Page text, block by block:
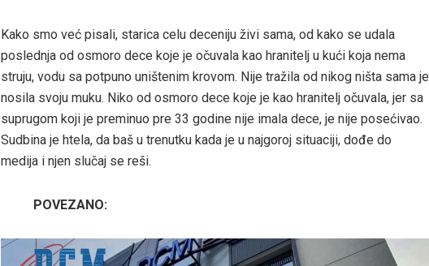
Kako smo već pisali, starica celu deceniju živi sama, od kako se udala
poslednja od osmoro dece koje je očuvala kao hranitelj u kući koja nema
struju, vodu sa potpuno uništenim krovom. Nije tražila od nikog ništa sama je
nosila svoju muku. Niko od osmoro dece koje je kao hranitelj očuvala, jer sa
suprugom koji je preminuo pre 33 godine nije imala dece, je nije posećivao.
Sudbina je htela, da baš u trenutku kada je u najgoroj situaciji, dođe do
medija i njen slučaj se reši.
POVEZANO: